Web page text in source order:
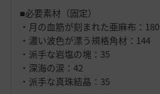
■必要素材（固定）
・月の血筋が刻まれた亜麻布：180
・濃い波色が漂う規格角材：144
・派手な岩塩の塊：35
・深海の涙：42
・派手な真珠結晶：35